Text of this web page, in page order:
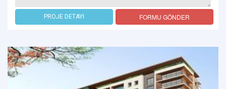
PROJE DETAYI FORMU GÖNDER